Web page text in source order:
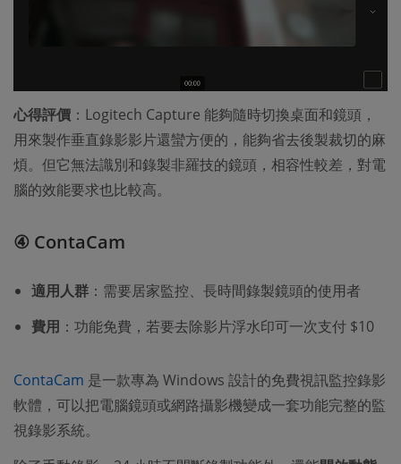
心得評價 ：Logitech Capture 能夠隨時切換桌面和鏡頭，
用來製作垂直錄影影片還蠻方便的，能夠省去後製裁切的麻
煩。但它無法識別和錄製非羅技的鏡頭，相容性較差，對電
腦的效能要求也比較高。
④ ContaCam
適用人群 ：需要居家監控、長時間錄製鏡頭的使用者
費用 ：功能免費，若要去除影片浮水印可一次支付 $10
ContaCam 是一款專為 Windows 設計的免費視訊監控錄影
軟體，可以把電腦鏡頭或網路攝影機變成一套功能完整的監
視錄影系統。